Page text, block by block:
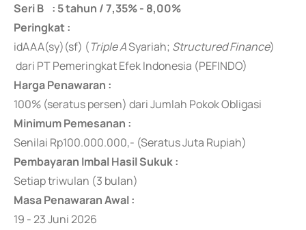
Seri B : 5 tahun / 7,35% - 8,00%
Peringkat :
idAAA(sy)(sf) (Triple ASyariah; Structured Finance)
dari PT Pemeringkat Efek Indonesia (PEFINDO)
Harga Penawaran :
100% (seratus persen) dari Jumlah Pokok Obligasi
Minimum Pemesanan :
Senilai Rp100.000.000,- (Seratus Juta Rupiah)
Pembayaran Imbal Hasil Sukuk :
Setiap triwulan (3 bulan)
Masa Penawaran Awal :
19 - 23 Juni 2026